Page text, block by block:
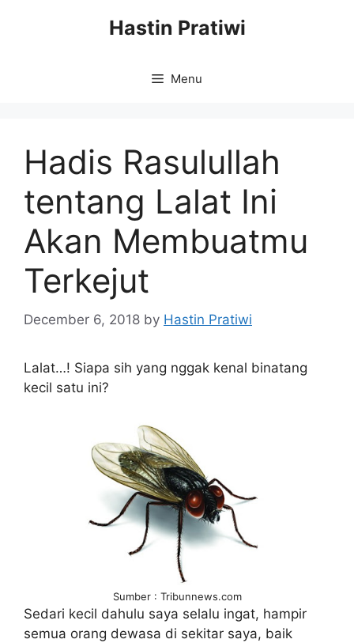
Hastin Pratiwi
Menu
Hadis Rasulullah
tentang Lalat Ini
Akan Membuatmu
Terkejut
December 6, 2018 by Hastin Pratiwi
Lalat…! Siapa sih yang nggak kenal binatang
kecil satu ini?
Sumber : Tribunnews.com
Sedari kecil dahulu saya selalu ingat, hampir
semua orang dewasa di sekitar saya, baik